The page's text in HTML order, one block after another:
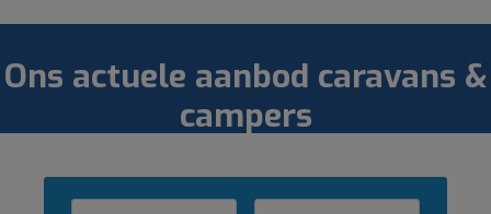
Ons actuele aanbod caravans &
campers